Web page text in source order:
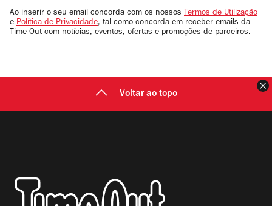
email
Ao inserir o seu email concorda com os nossos Termos de Utilização
e Política de Privacidade, tal como concorda em receber emails da
Time Out com notícias, eventos, ofertas e promoções de parceiros.
Voltar ao topo